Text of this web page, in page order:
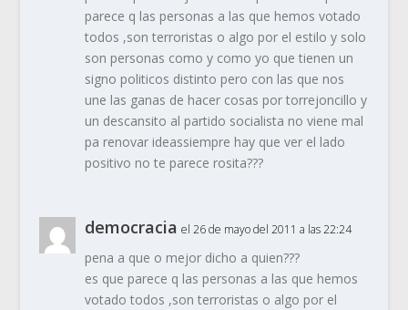
parece q las personas a las que hemos votado
todos ,son terroristas o algo por el estilo y solo
son personas como y como yo que tienen un
signo politicos distinto pero con las que nos
une las ganas de hacer cosas por torrejoncillo y
un descansito al partido socialista no viene mal
pa renovar ideassiempre hay que ver el lado
positivo no te parece rosita???
democracia el 26 de mayo del 2011 a las 22:24
pena a que o mejor dicho a quien???
es que parece q las personas a las que hemos
votado todos ,son terroristas o algo por el